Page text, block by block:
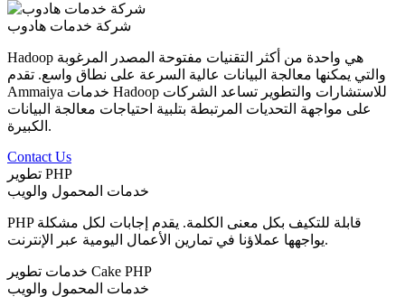
شركة خدمات هادوب
Hadoop هي واحدة من أكثر التقنيات مفتوحة المصدر المرغوبة
والتي يمكنها معالجة البيانات عالية السرعة على نطاق واسع. تقدم
Ammaiya خدمات Hadoop للاستشارات والتطوير تساعد الشركات
على مواجهة التحديات المرتبطة بتلبية احتياجات معالجة البيانات
الكبيرة.
Contact Us
تطوير PHP
خدمات المحمول والويب
PHP قابلة للتكيف بكل معنى الكلمة. يقدم إجابات لكل مشكلة
يواجهها عملاؤنا في تمارين الأعمال اليومية عبر الإنترنت.
خدمات تطوير Cake PHP
خدمات المحمول والويب